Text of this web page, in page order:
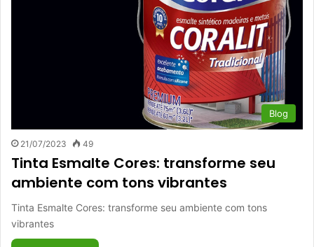
Blog
21/07/2023 49
Tinta Esmalte Cores: transforme seu
ambiente com tons vibrantes
Tinta Esmalte Cores: transforme seu ambiente com tons
vibrantes